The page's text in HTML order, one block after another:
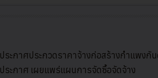
ประกาศประกวดราคาจ้างก่อสร้างกำแพงกั
ประกาศ เผยแพร่แผนการจัดซื้อจัดจ้าง